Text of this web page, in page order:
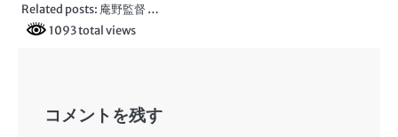
Related posts: 庵野監督 …
1093 total views
コメントを残す